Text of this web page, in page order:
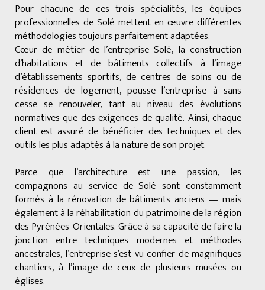
Pour chacune de ces trois spécialités, les équipes
professionnelles de Solé mettent en œuvre différentes
méthodologies toujours parfaitement adaptées.
Cœur de métier de l’entreprise Solé, la construction
d’habitations et de bâtiments collectifs à l’image
d’établissements sportifs, de centres de soins ou de
résidences de logement, pousse l’entreprise à sans
cesse se renouveler, tant au niveau des évolutions
normatives que des exigences de qualité. Ainsi, chaque
client est assuré de bénéficier des techniques et des
outils les plus adaptés à la nature de son projet.
Parce que l’architecture est une passion, les
compagnons au service de Solé sont constamment
formés à la rénovation de bâtiments anciens — mais
également à la réhabilitation du patrimoine de la région
des Pyrénées-Orientales. Grâce à sa capacité de faire la
jonction entre techniques modernes et méthodes
ancestrales, l’entreprise s’est vu confier de magnifiques
chantiers, à l’image de ceux de plusieurs musées ou
églises.